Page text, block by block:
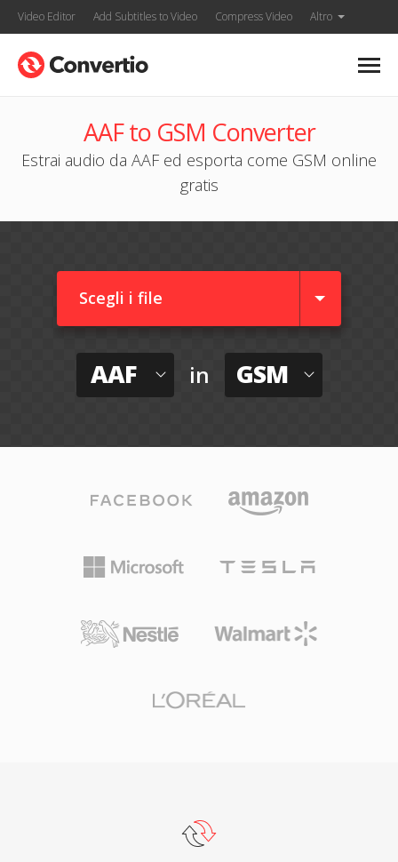
Video Editor Add Subtitles to Video Compress Video Altro
AAF to GSM Converter
Estrai audio da AAF ed esporta come GSM online
gratis
Scegli i file
AAF in GSM